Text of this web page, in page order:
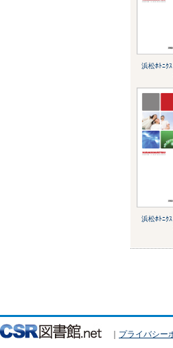
浜松ﾎﾄﾆ
浜松ﾎﾄﾆ
｜ プライバシー